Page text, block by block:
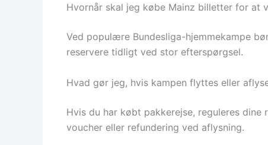
Hvornår skal jeg købe Mainz billetter for at
Ved populære Bundesliga-hjemmekampe
reservere tidligt ved stor efterspørgsel.
Hvad gør jeg, hvis kampen flyttes eller
Hvis du har købt pakkerejse, reguleres
voucher eller refundering ved aflysning.